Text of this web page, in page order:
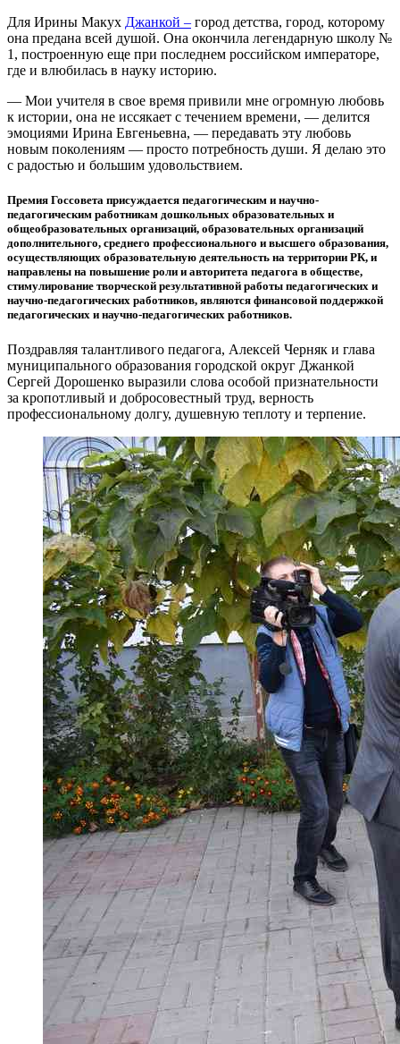
Для Ирины Макух Джанкой – город детства, город, которому
она предана всей душой. Она окончила легендарную школу №
1, построенную еще при последнем российском императоре,
где и влюбилась в науку историю.
— Мои учителя в свое время привили мне огромную любовь
к истории, она не иссякает с течением времени, — делится
эмоциями Ирина Евгеньевна, — передавать эту любовь
новым поколениям — просто потребность души. Я делаю это
с радостью и большим удовольствием.
Премия Госсовета присуждается педагогическим и научно-
педагогическим работникам дошкольных образовательных и
общеобразовательных организаций, образовательных организаций
дополнительного, среднего профессионального и высшего образования,
осуществляющих образовательную деятельность на территории РК, и
направлены на повышение роли и авторитета педагога в обществе,
стимулирование творческой результативной работы педагогических и
научно-педагогических работников, являются финансовой поддержкой
педагогических и научно-педагогических работников.
Поздравляя талантливого педагога, Алексей Черняк и глава
муниципального образования городской округ Джанкой
Сергей Дорошенко выразили слова особой признательности
за кропотливый и добросовестный труд, верность
профессиональному долгу, душевную теплоту и терпение.